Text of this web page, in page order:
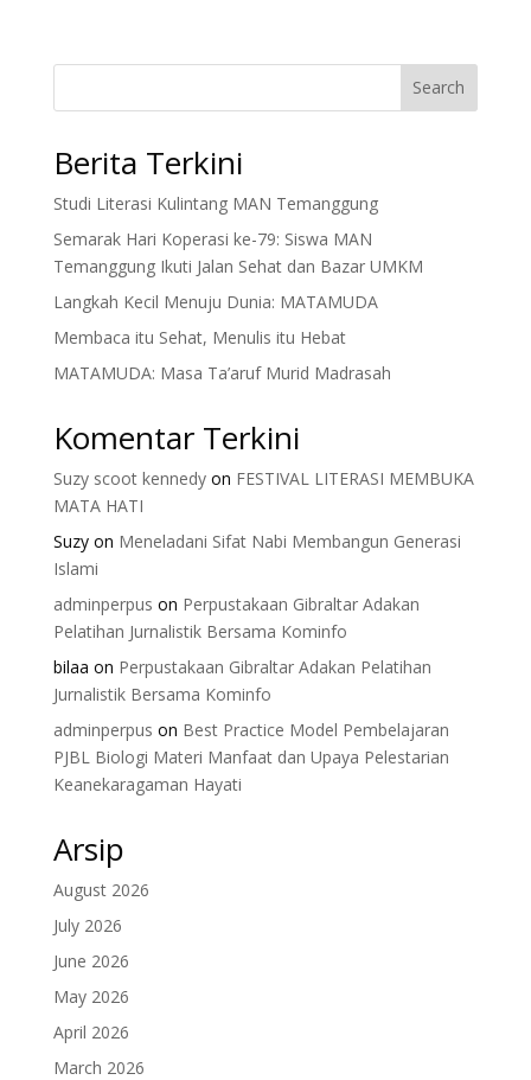
Search
Berita Terkini
Studi Literasi Kulintang MAN Temanggung
Semarak Hari Koperasi ke-79: Siswa MAN
Temanggung Ikuti Jalan Sehat dan Bazar UMKM
Langkah Kecil Menuju Dunia: MATAMUDA
Membaca itu Sehat, Menulis itu Hebat
MATAMUDA: Masa Ta’aruf Murid Madrasah
Komentar Terkini
Suzy scoot kennedyon FESTIVAL LITERASI MEMBUKA
MATA HATI
Suzyon Meneladani Sifat Nabi Membangun Generasi
Islami
adminperpus on Perpustakaan Gibraltar Adakan
Pelatihan Jurnalistik Bersama Kominfo
bilaa on Perpustakaan Gibraltar Adakan Pelatihan
Jurnalistik Bersama Kominfo
adminperpus on Best Practice Model Pembelajaran
PJBL Biologi Materi Manfaat dan Upaya Pelestarian
Keanekaragaman Hayati
Arsip
August 2026
July 2026
June 2026
May 2026
April 2026
March 2026